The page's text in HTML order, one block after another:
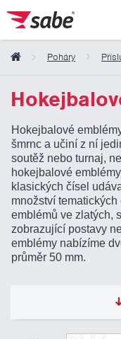
Poháry
Hokejbalové
šmrnc a učiní z ní
soutěž nebo turnaj,
hokejbalové
klasických čísel
množství
emblémů ve zlatých,
zobrazující postavy
emblémy nabízíme
průměr 50 mm.
Obsah košíku
Košík zeje